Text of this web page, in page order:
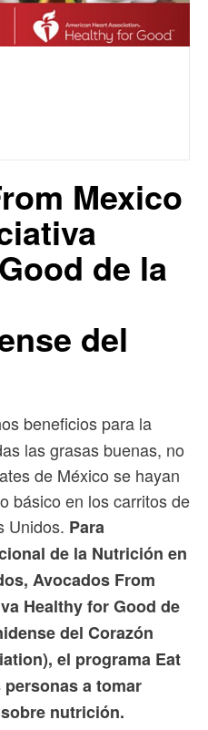
Mexico
de la
del
beneficios para la
las grasas buenas, no
de México se hayan
básico en los carritos de
Unidos. Para
de la Nutrición en
Avocados From
Healthy for Good de
del Corazón
el programa Eat
a tomar
nutrición.